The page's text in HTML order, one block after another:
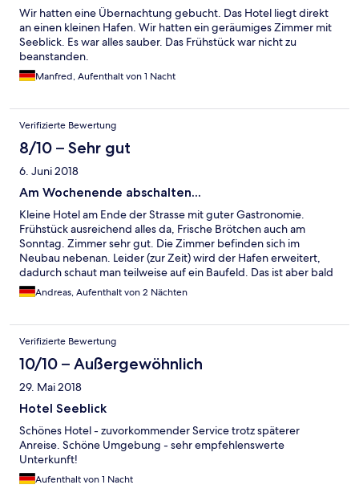
Wir hatten eine Übernachtung gebucht. Das Hotel liegt direkt
an einen kleinen Hafen. Wir hatten ein geräumiges Zimmer mit
Seeblick. Es war alles sauber. Das Frühstück war nicht zu
beanstanden.
Manfred, Aufenthalt von 1 Nacht
Verifizierte Bewertung
8/10 – Sehr gut
6. Juni 2018
Am Wochenende abschalten...
Kleine Hotel am Ende der Strasse mit guter Gastronomie.
Frühstück ausreichend alles da, Frische Brötchen auch am
Sonntag. Zimmer sehr gut. Die Zimmer befinden sich im
Neubau nebenan. Leider (zur Zeit) wird der Hafen erweitert,
dadurch schaut man teilweise auf ein Baufeld. Das ist aber bald
vorbei. Wir werden wiederkommen.
Andreas, Aufenthalt von 2 Nächten
Verifizierte Bewertung
10/10 – Außergewöhnlich
29. Mai 2018
Hotel Seeblick
Schönes Hotel - zuvorkommender Service trotz späterer
Anreise. Schöne Umgebung - sehr empfehlenswerte
Unterkunft!
Aufenthalt von 1 Nacht